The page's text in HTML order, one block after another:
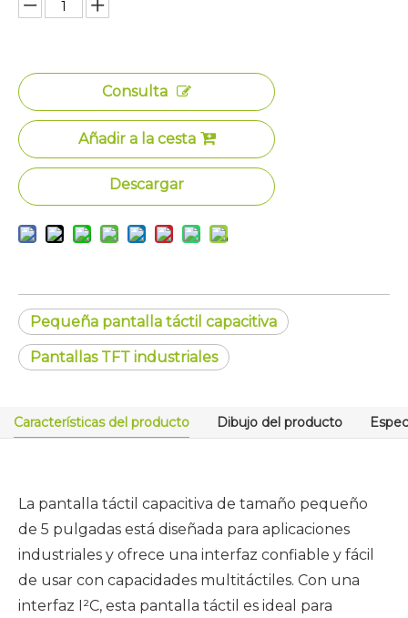
Consulta
Añadir a la cesta
Descargar
Pequeña pantalla táctil capacitiva
Pantallas TFT industriales
Características del producto Dibujo del producto
La pantalla táctil capacitiva de tamaño pequeño
de 5 pulgadas está diseñada para aplicaciones
industriales y ofrece una interfaz confiable y fácil
de usar con capacidades multitáctiles. Con una
interfaz I²C, esta pantalla táctil es ideal para